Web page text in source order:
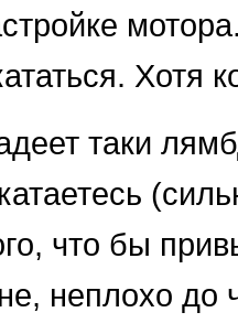
Хотя
таки
что бы
неплохо до